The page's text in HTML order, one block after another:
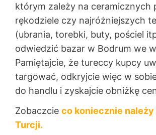
którym zależy na ceramicznych
rękodziele czy najróżniejszych
(ubrania, torebki, buty, pościel
odwiedzić bazar w Bodrum we
Pamiętajcie, że tureccy kupcy
targować, odkryjcie więc w
do handlu i zyskajcie obniżkę
Zobaczcie co koniecznie
Turcji.